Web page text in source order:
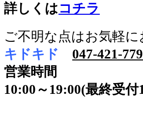
詳しくは コチラ
ご不明な点はお気軽
キドキド
047-421-
営業時間
10:00～19:00(最終受付